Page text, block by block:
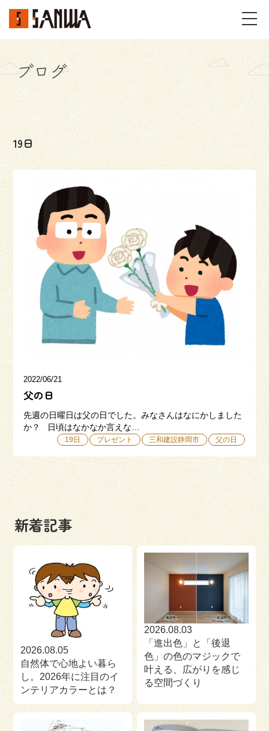
イベント・見学会
不動産情報
事例
お客様の声
私たちのこと
三和建設の強み
リフォーム
会社概要
採用情報
054-365-3838
来場予約 資料請求
ブログ
19日
2022/06/21
父の日
先週の日曜日は父の日でした。みなさんはなにかしました
か？ 日頃はなかなか言えな…
19日 プレゼント 三和建設静岡市 父の日
新着記事
2026.08.05
自然体で心地よい暮ら
し。2026年に注目のイ
ンテリアカラーとは？
2026.08.03
「進出色」と「後退
色」の色のマジックで
叶える、広がりを感じ
る空間づくり